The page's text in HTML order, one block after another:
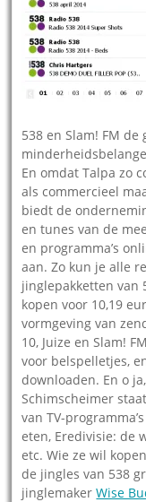
538 en Slam! FM
En omdat Talpa zo
als commercieel
biedt de
en tunes van de
en programma’s
aan. Zo kun je alle
jinglepakketten van
kopen voor 10,19
vormgeving van
10, Juize en Slam!
voor belspelletjes,
downloaden. En o
Schimscheimer
van TV-
eten, Eredivisie: de
etc. Wie ze wil
de jingles van 538
jinglemakerWise